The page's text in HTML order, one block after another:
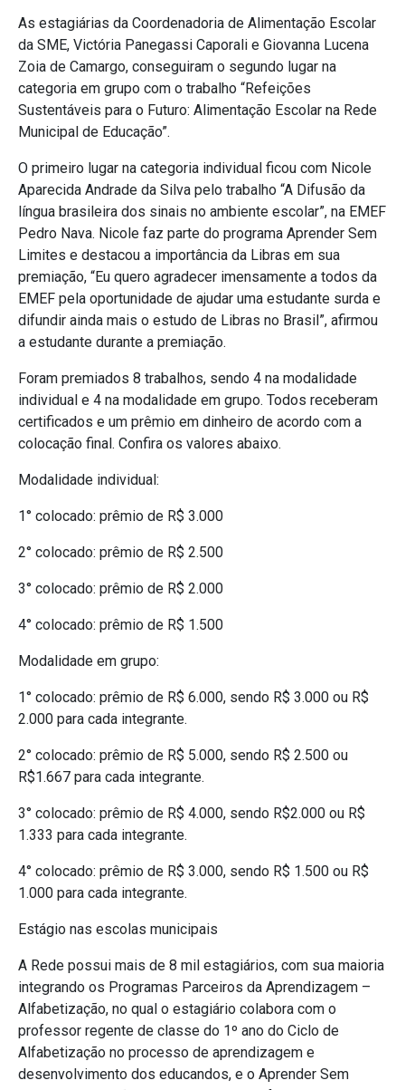
As estagiárias da Coordenadoria de Alimentação Escolar
da SME, Victória Panegassi Caporali e Giovanna Lucena
Zoia de Camargo, conseguiram o segundo lugar na
categoria em grupo com o trabalho “Refeições
Sustentáveis para o Futuro: Alimentação Escolar na Rede
Municipal de Educação”.
O primeiro lugar na categoria individual ficou com Nicole
Aparecida Andrade da Silva pelo trabalho “A Difusão da
língua brasileira dos sinais no ambiente escolar”, na EMEF
Pedro Nava. Nicole faz parte do programa Aprender Sem
Limites e destacou a importância da Libras em sua
premiação, “Eu quero agradecer imensamente a todos da
EMEF pela oportunidade de ajudar uma estudante surda e
difundir ainda mais o estudo de Libras no Brasil”, afirmou
a estudante durante a premiação.
Foram premiados 8 trabalhos, sendo 4 na modalidade
individual e 4 na modalidade em grupo. Todos receberam
certificados e um prêmio em dinheiro de acordo com a
colocação final. Confira os valores abaixo.
Modalidade individual:
1° colocado: prêmio de R$ 3.000
2° colocado: prêmio de R$ 2.500
3° colocado: prêmio de R$ 2.000
4° colocado: prêmio de R$ 1.500
Modalidade em grupo:
1° colocado: prêmio de R$ 6.000, sendo R$ 3.000 ou R$
2.000 para cada integrante.
2° colocado: prêmio de R$ 5.000, sendo R$ 2.500 ou
R$1.667 para cada integrante.
3° colocado: prêmio de R$ 4.000, sendo R$2.000 ou R$
1.333 para cada integrante.
4° colocado: prêmio de R$ 3.000, sendo R$ 1.500 ou R$
1.000 para cada integrante.
Estágio nas escolas municipais
A Rede possui mais de 8 mil estagiários, com sua maioria
integrando os Programas Parceiros da Aprendizagem –
Alfabetização, no qual o estagiário colabora com o
professor regente de classe do 1º ano do Ciclo de
Alfabetização no processo de aprendizagem e
desenvolvimento dos educandos, e o Aprender Sem